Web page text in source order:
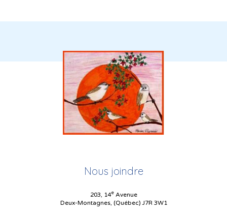
Nous joindre
203, 14eAvenue
Deux-Montagnes, (Québec) J7R 3W1